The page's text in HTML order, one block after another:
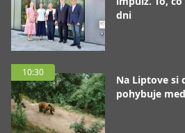
dni
10:30
Na Liptove si
pohybuje